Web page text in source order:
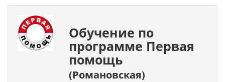
Обучение по
программе Первая
помощь
(Романовская)